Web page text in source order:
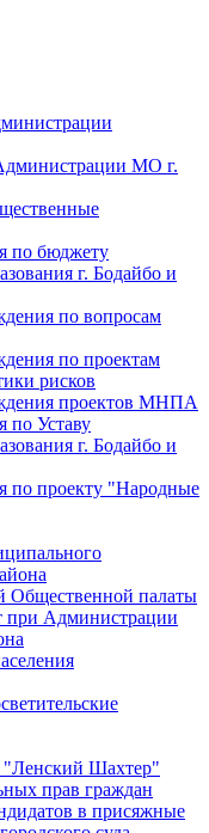
МО г.
по бюджету
г. Бодайбо и
по вопросам
по проектам
рисков
проектов МНПА
по Уставу
г. Бодайбо и
по проекту "Народные
Общественной палаты
при Администрации
"Ленский Шахтер"
прав граждан
в присяжные